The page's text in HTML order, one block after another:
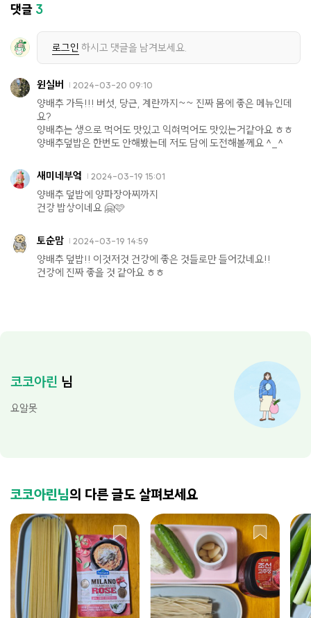
댓글 3
로그인 하시고 댓글을 남겨보세요.
윈실버 2024-03-20 09:10
양배추 가득!!! 버섯, 당근, 계란까지~~ 진짜 몸에 좋은 메뉴인데
요?
양배추는 생으로 먹어도 맛있고 익혀먹어도 맛있는거같아요 ㅎㅎ
양배추덮밥은 한번도 안해봤는데 저도 담에 도전해볼께요 ^_^
새미네부엌 2024-03-19 15:01
양배추 덮밥에 양파장아찌까지
건강 밥상이네요 🤗🩷
토순맘 2024-03-19 14:59
양배추 덮밥!! 이것저것 건강에 좋은 것들로만 들어갔네요!!
건강에 진짜 좋을 것 같아요 ㅎㅎ
코코아린 님
요알못
코코아린님의 다른 글도 살펴보세요